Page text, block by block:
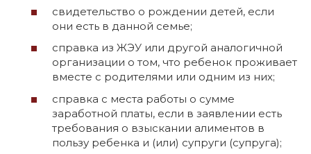
свидетельство о рождении детей, если
они есть в данной семье;
справка из ЖЭУ или другой аналогичной
организации о том, что ребенок проживает
вместе с родителями или одним из них;
справка с места работы о сумме
заработной платы, если в заявлении есть
требования о взыскании алиментов в
пользу ребенка и (или) супруги (супруга);